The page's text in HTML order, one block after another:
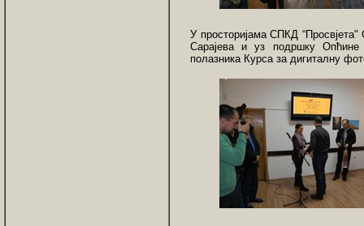
У просторијама СПКД
Сарајева и уз подршку Опћине
полазника Курса за дигиталну